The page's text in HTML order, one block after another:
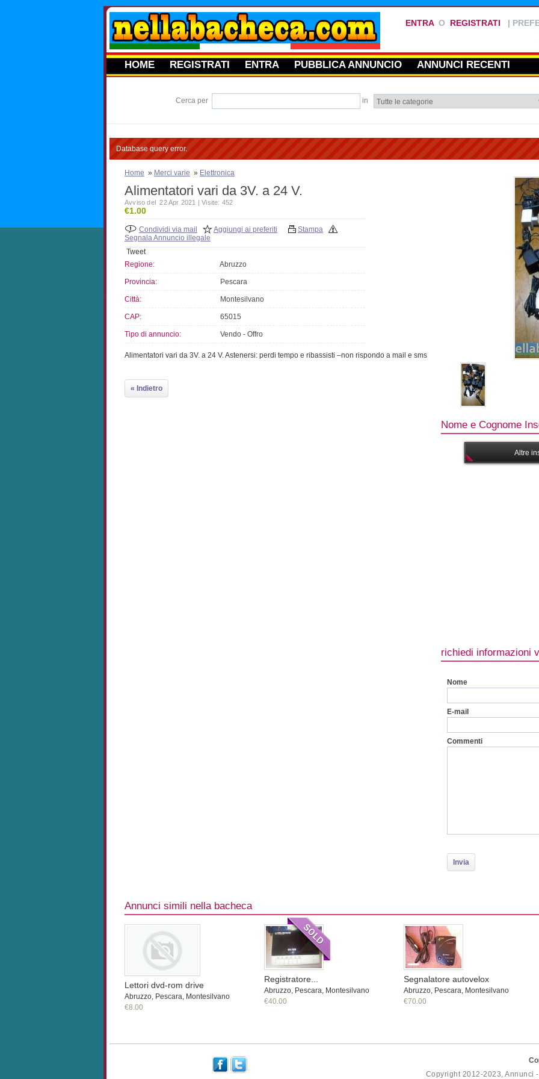
ENTRAO REGISTRATI |
HOME REGISTRATI ENTRA PUBBLICA ANNUNCIO ANNUNCI RECENTI
Cerca per in
Database query error.
Home » Merci varie » Elettronica
Alimentatori vari da 3V. a 24 V.
Avviso del 22 Apr 2021 | Visite: 452
€1.00
Condividi via mail Aggiungi ai preferiti
Stampa
Segnala Annuncio illegale
Tweet
Regione:
Abruzzo
Provincia: Pescara
Città: Montesilvano
CAP: 65015
Tipo di annuncio: Vendo - Offro
Alimentatori vari da 3V. a 24 V. Astenersi: perdi tempo e ribassisti –non rispondo a mail e sms
« Indietro
Nome e Cognome
Altre
richiedi informazioni
Nome
E-mail
Commenti
Annunci simili nella bacheca
Lettori dvd-rom drive
Abruzzo, Pescara, Montesilvano
€8.00
Registratore...
Abruzzo, Pescara, Montesilvano
€40.00
Segnalatore autovelox
Abruzzo, Pescara, Montesilvano
€70.00
Copyright 2012-2023, Annunci